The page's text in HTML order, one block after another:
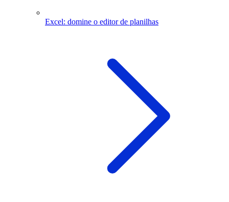
Excel: domine o editor de planilhas